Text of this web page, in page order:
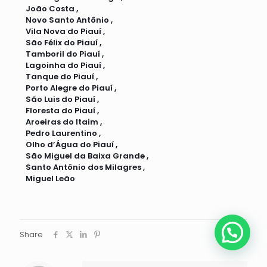
João Costa ,
Novo Santo Antônio ,
Vila Nova do Piauí ,
São Félix do Piauí ,
Tamboril do Piauí ,
Lagoinha do Piauí ,
Tanque do Piauí ,
Porto Alegre do Piauí ,
São Luis do Piauí ,
Floresta do Piauí ,
Aroeiras do Itaim ,
Pedro Laurentino ,
Olho d’Água do Piauí ,
São Miguel da Baixa Grande ,
Santo Antônio dos Milagres ,
Miguel Leão
Share 244